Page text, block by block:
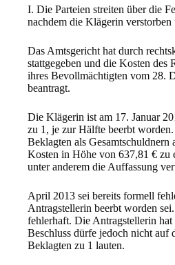
I. Die Parteien streiten über die
nachdem die Klägerin
Das Amtsgericht hat durch
stattgegeben und die Kosten des
ihres Bevollmächtigten vom 28.
beantragt.
Die Klägerin ist am 17. Januar
zu 1, je zur Hälfte beerbt
Beklagten als
Kosten in Höhe von 637,81 € zu
unter anderem die Auffassung
April 2013 sei bereits formell
Antragstellerin beerbt worden
fehlerhaft. Die Antragstellerin
Beschluss dürfe jedoch nicht auf
Beklagten zu 1 lauten.